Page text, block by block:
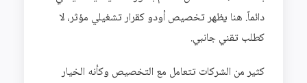
دائماً. هنا يظهر تخصيص أودو كقرار تشغيلي مؤثر، لا
كطلب تقني جانبي.
كثير من الشركات تتعامل مع التخصيص وكأنه الخيار